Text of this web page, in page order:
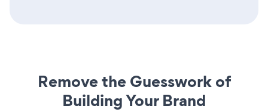
Remove the Guesswork of
Building Your Brand